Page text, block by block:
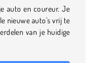
auto en coureur. Je
nieuwe auto's vrij te
van je huidige